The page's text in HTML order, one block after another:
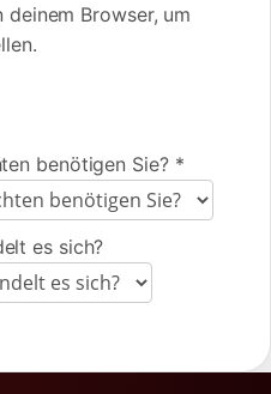
Browser, um
benötigen Sie? *
es sich?